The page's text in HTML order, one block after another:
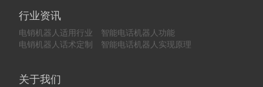
行业资讯
电销机器人适用行业
智能电话机器人功能
电销机器人话术定制
智能电话机器人实现原理
关于我们